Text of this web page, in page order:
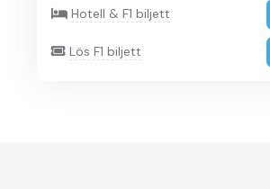
Hotell & F1 biljett
Lös F1 biljett